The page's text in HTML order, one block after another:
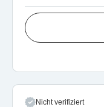
Nicht verifiziert